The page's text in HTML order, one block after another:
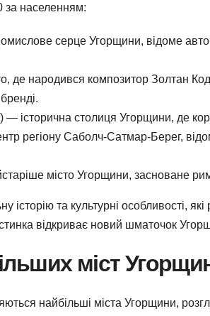
за населенням:
серце Угорщини, відоме
де народився композитор Золтан
— історична столиця Угорщини, де
регіону Саболч-Сатмар-Берег,
місто Угорщини, засноване
історію та культурні особливості,
відкриває новий шматочок
міст
найбільші міста Угорщини,